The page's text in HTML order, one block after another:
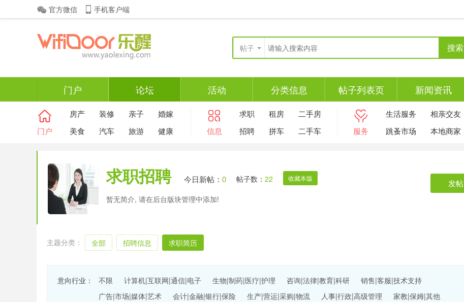
官方微信 手机客户端
帖子 搜索
门户 论坛 活动 分类信息 帖子列表页 新闻资讯
门户
房产 装修 亲子
婚嫁
美食
汽车 旅游 健康 信息
求职 租房
二手房
招聘
拼车 二手车 服务
生活服务
相亲交友
跳蚤市场
本地商家
求职招聘 今日新帖： 0 帖子数： 22 收藏本版
暂无简介, 请在后台版块管理中添加!
发帖
主题分类： 全部 招聘信息 求职简历
意向行业： 不限 计算机|互联网|通信|电子 生物|制药|医疗|护理 咨询|法律|教育|科研
销售|客服|技术支持
广告|市场|媒体|艺术
会计|金融|银行|保险 生产|营运|采购|物流 人事|行政|高级管理
家教|保姆|其他